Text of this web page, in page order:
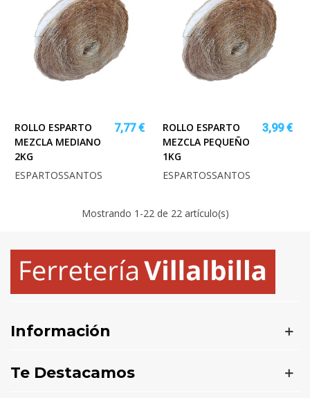
ROLLO ESPARTO
MEZCLA MEDIANO
2KG
7,77 €
ESPARTOSSANTOS
ROLLO ESPARTO
MEZCLA PEQUEÑO
1KG
3,99 €
ESPARTOSSANTOS
Mostrando 1 -22 de 22 artículo(s)
Información
Te Destacamos